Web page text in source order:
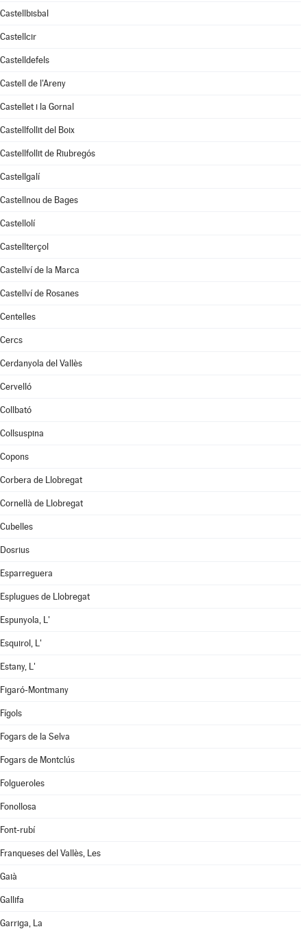
Castellbisbal
Castellcir
Castelldefels
Castell de l'Areny
Castellet i la Gornal
Castellfollit del Boix
Castellfollit de Riubregós
Castellgalí
Castellnou de Bages
Castellolí
Castellterçol
Castellví de la Marca
Castellví de Rosanes
Centelles
Cercs
Cerdanyola del Vallès
Cervelló
Collbató
Collsuspina
Copons
Corbera de Llobregat
Cornellà de Llobregat
Cubelles
Dosrius
Esparreguera
Esplugues de Llobregat
Espunyola, L'
Esquirol, L'
Estany, L'
Figaró-Montmany
Fígols
Fogars de la Selva
Fogars de Montclús
Folgueroles
Fonollosa
Font-rubí
Franqueses del Vallès, Les
Gaià
Gallifa
Garriga, La